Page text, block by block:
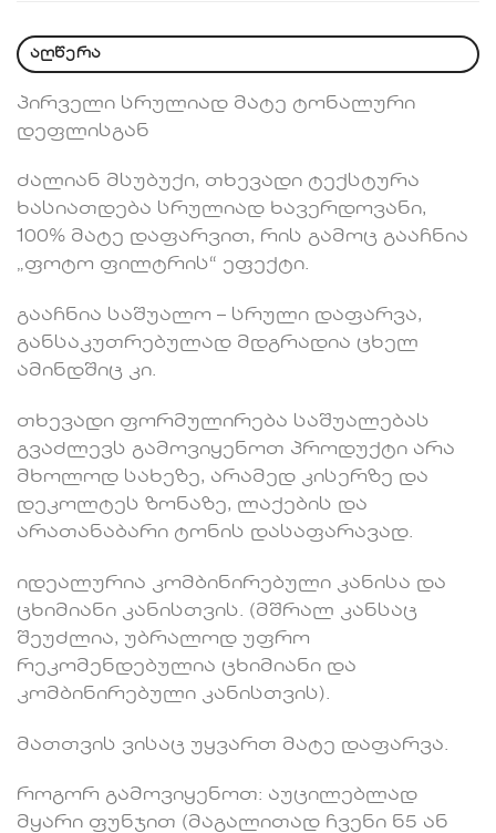
აღწერა
პირველი სრულიად მატე ტონალური
დეფლისგან
ძალიან მსუბუქი, თხევადი ტექსტურა
ხასიათდება სრულიად ხავერდოვანი,
100% მატე დაფარვით, რის გამოც გააჩნია
„ფოტო ფილტრის“ ეფექტი.
გააჩნია საშუალო – სრული დაფარვა,
განსაკუთრებულად მდგრადია ცხელ
ამინდშიც კი.
თხევადი ფორმულირება საშუალებას
გვაძლევს გამოვიყენოთ პროდუქტი არა
მხოლოდ სახეზე, არამედ კისერზე და
დეკოლტეს ზონაზე, ლაქების და
არათანაბარი ტონის დასაფარავად.
იდეალურია კომბინირებული კანისა და
ცხიმიანი კანისთვის. (მშრალ კანსაც
შეუძლია, უბრალოდ უფრო
რეკომენდებულია ცხიმიანი და
კომბინირებული კანისთვის).
მათთვის ვისაც უყვართ მატე დაფარვა.
როგორ გამოვიყენოთ: აუცილებლად
მყარი ფუნჯით (მაგალითად ჩვენი ნ5 ან